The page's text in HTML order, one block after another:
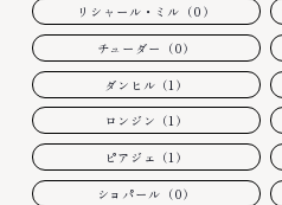
リシャール・ミル（0）
チューダー（0）
ダンヒル（1）
ロンジン（1）
ピアジェ（1）
ショパール（0）